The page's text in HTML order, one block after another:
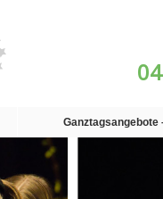
Ganztagsangebote